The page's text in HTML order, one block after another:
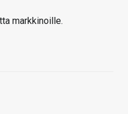
markkinoille.